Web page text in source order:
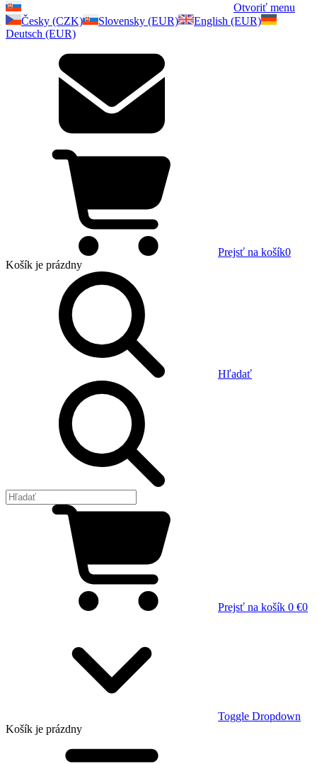
Otvoriť menu
Česky (CZK)
Slovensky (EUR)
English (EUR)
Deutsch (EUR)
Prejsť na košík0
Košík je prázdny
Hľadať
Prejsť na košík 0 €0
Toggle Dropdown
Košík je prázdny